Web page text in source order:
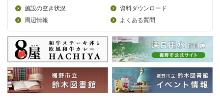
施設の空き状況
資料ダウンロード
周辺情報
よくある質問